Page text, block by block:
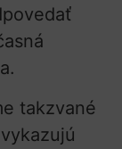
takzvané